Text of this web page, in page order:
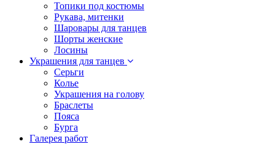
Топики под костюмы
Рукава, митенки
Шаровары для танцев
Шорты женские
Лосины
Украшения для танцев
Серьги
Колье
Украшения на голову
Браслеты
Пояса
Бурга
Галерея работ